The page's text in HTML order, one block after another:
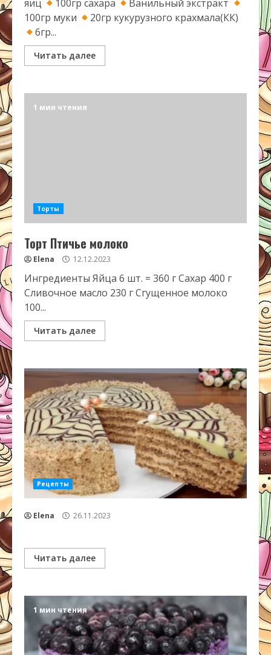
яиц 100гр сахара
Ванильный экстракт
100гр муки
20гр кукурузного крахмала(КК)
6гр...
Читать далее
1 мин чтения
Торты
Торт Птичье молоко
Elena 12.12.2023
Ингредиенты Яйца 6 шт. = 360 г Сахар 400 г
Сливочное масло 230 г Сгущенное молоко
100...
Читать далее
Рецепты
Elena 26.11.2023
Читать далее
1 мин чтения